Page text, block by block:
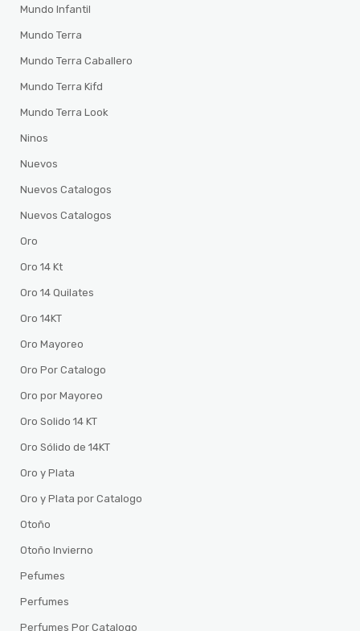
Mundo Infantil
Mundo Terra
Mundo Terra Caballero
Mundo Terra Kifd
Mundo Terra Look
Ninos
Nuevos
Nuevos Catalogos
Nuevos Catalogos
Oro
Oro 14 Kt
Oro 14 Quilates
Oro 14KT
Oro Mayoreo
Oro Por Catalogo
Oro por Mayoreo
Oro Solido 14 KT
Oro Sólido de 14KT
Oro y Plata
Oro y Plata por Catalogo
Otoño
Otoño Invierno
Pefumes
Perfumes
Perfumes Por Catalogo